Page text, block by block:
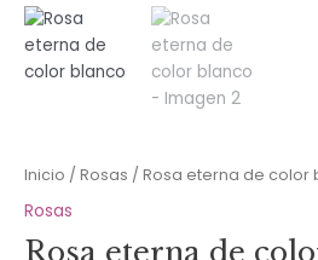
Inicio / Rosas / Rosa eterna de color
Rosas
Rosa eterna de